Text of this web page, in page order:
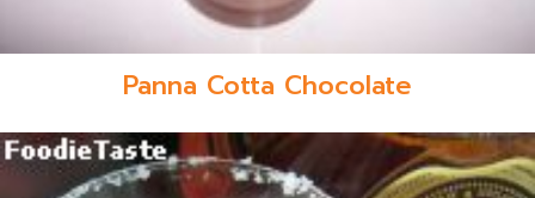
Panna Cotta Chocolate